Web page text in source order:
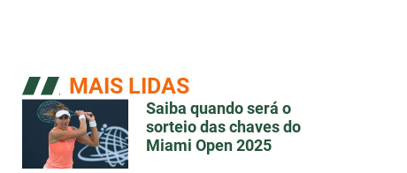
MAIS LIDAS
Saiba quando será o
sorteio das chaves do
Miami Open 2025